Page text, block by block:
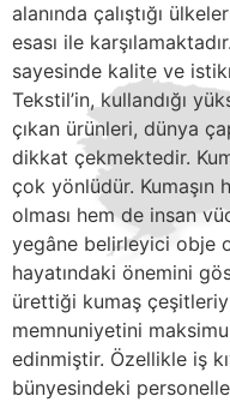
alanında çalıştığı
esası ile
sayesinde kalite ve
Tekstil’in, kullandığı
çıkan ürünleri, dünya
dikkat çekmektedir.
çok yönlüdür. Kumaşın
olması hem de insan
yegâne belirleyici obje
hayatındaki önemini
ürettiği kumaş
memnuniyetini
edinmiştir. Özellikle iş
bünyesindeki